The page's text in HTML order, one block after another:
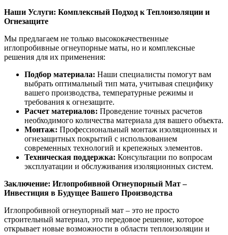
Наши Услуги: Комплексный Подход к Теплоизоляции и
Огнезащите
Мы предлагаем не только высококачественные
иглопробивные огнеупорные маты, но и комплексные
решения для их применения:
Подбор материала: Наши специалисты помогут вам
выбрать оптимальный тип мата, учитывая специфику
вашего производства, температурные режимы и
требования к огнезащите.
Расчет материалов: Проведение точных расчетов
необходимого количества материала для вашего объекта.
Монтаж: Профессиональный монтаж изоляционных и
огнезащитных покрытий с использованием
современных технологий и крепежных элементов.
Техническая поддержка: Консультации по вопросам
эксплуатации и обслуживания изоляционных систем.
Заключение: Иглопробивной Огнеупорный Мат –
Инвестиция в Будущее Вашего Производства
Иглопробивной огнеупорный мат – это не просто
строительный материал, это передовое решение, которое
открывает новые возможности в области теплоизоляции и